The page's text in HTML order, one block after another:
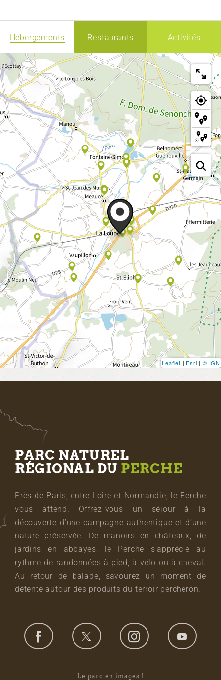
Hébergements Restaurants Activités
Leaflet | Esri | © IGN
PARC NATUREL
RÉGIONAL DU PERCHE
Près de Paris, entre Loire et Normandie, le Perche
vous attend. Offrez-vous un séjour à la
découverte d’une campagne authentique et d’une
nature préservée. De manoirs en châteaux, de
jardins en abbayes, le Perche s’apprécie au
rythme de randonnées à pied, à vélo ou à cheval.
Au retour de balade, savourez un moment de
détente autour des produits du terroir percheron.
Le parc en images !